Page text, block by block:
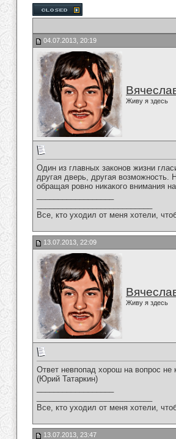
04.07.2013, 20:19
Живу я здесь
Один из главных законов жизни
другая дверь, другая возможность.
обращая ровно никакого внимания
Все, кто уходил от меня хотели,
13.07.2013, 22:09
Живу я здесь
Ответ невпопад хорош на вопрос не
(Юрий Татаркин)
Все, кто уходил от меня хотели,
13.07.2013, 23:47